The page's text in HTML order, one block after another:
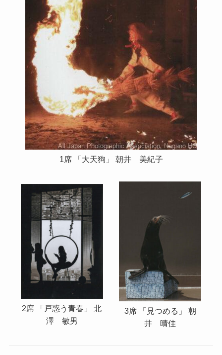
1席 「大天狗」 朝井 美紀子
2席 「戸惑う青春」 北
澤 敏男
3席 「見つめる」 朝
井 晴佳